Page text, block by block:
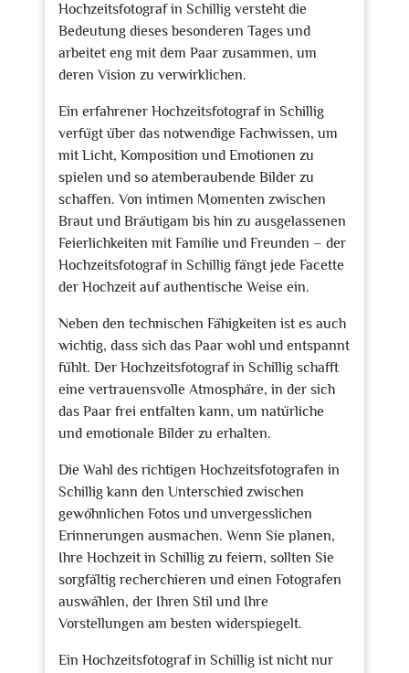
Hochzeitsfotograf in Schillig versteht die
Bedeutung dieses besonderen Tages und
arbeitet eng mit dem Paar zusammen, um
deren Vision zu verwirklichen.
Ein erfahrener Hochzeitsfotograf in Schillig
verfügt über das notwendige Fachwissen, um
mit Licht, Komposition und Emotionen zu
spielen und so atemberaubende Bilder zu
schaffen. Von intimen Momenten zwischen
Braut und Bräutigam bis hin zu ausgelassenen
Feierlichkeiten mit Familie und Freunden – der
Hochzeitsfotograf in Schillig fängt jede Facette
der Hochzeit auf authentische Weise ein.
Neben den technischen Fähigkeiten ist es auch
wichtig, dass sich das Paar wohl und entspannt
fühlt. Der Hochzeitsfotograf in Schillig schafft
eine vertrauensvolle Atmosphäre, in der sich
das Paar frei entfalten kann, um natürliche
und emotionale Bilder zu erhalten.
Die Wahl des richtigen Hochzeitsfotografen in
Schillig kann den Unterschied zwischen
gewöhnlichen Fotos und unvergesslichen
Erinnerungen ausmachen. Wenn Sie planen,
Ihre Hochzeit in Schillig zu feiern, sollten Sie
sorgfältig recherchieren und einen Fotografen
auswählen, der Ihren Stil und Ihre
Vorstellungen am besten widerspiegelt.
Ein Hochzeitsfotograf in Schillig ist nicht nur